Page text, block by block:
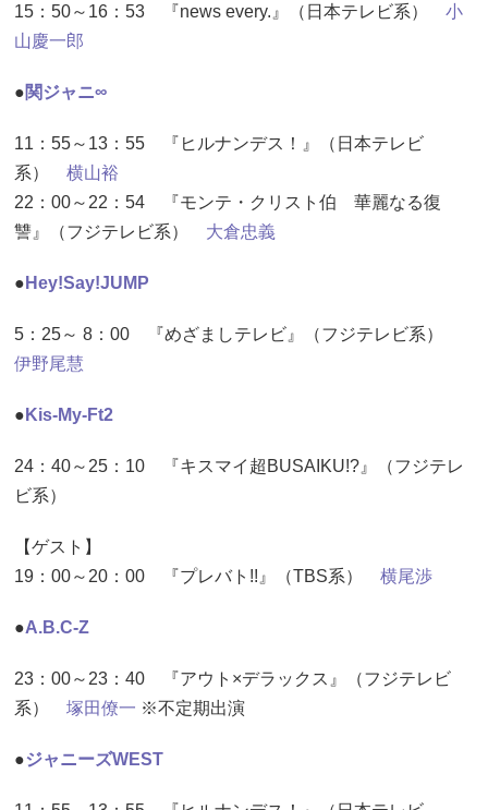
15：50～16：53 『news every.』（日本テレビ系） 小
山慶一郎
●関ジャニ∞
11：55～13：55 『ヒルナンデス！』（日本テレビ
系） 横山裕
22：00～22：54 『モンテ・クリスト伯 華麗なる復
讐』（フジテレビ系） 大倉忠義
● Hey!Say!JUMP
5：25～ 8：00 『めざましテレビ』（フジテレビ系）
伊野尾慧
● Kis-My-Ft2
24：40～25：10 『キスマイ超BUSAIKU!?』（フジテレ
ビ系）
【ゲスト】
19：00～20：00 『プレバト!!』（TBS系） 横尾渉
●A.B.C-Z
23：00～23：40 『アウト×デラックス』（フジテレビ
系） 塚田僚一 ※不定期出演
●ジャニーズWEST